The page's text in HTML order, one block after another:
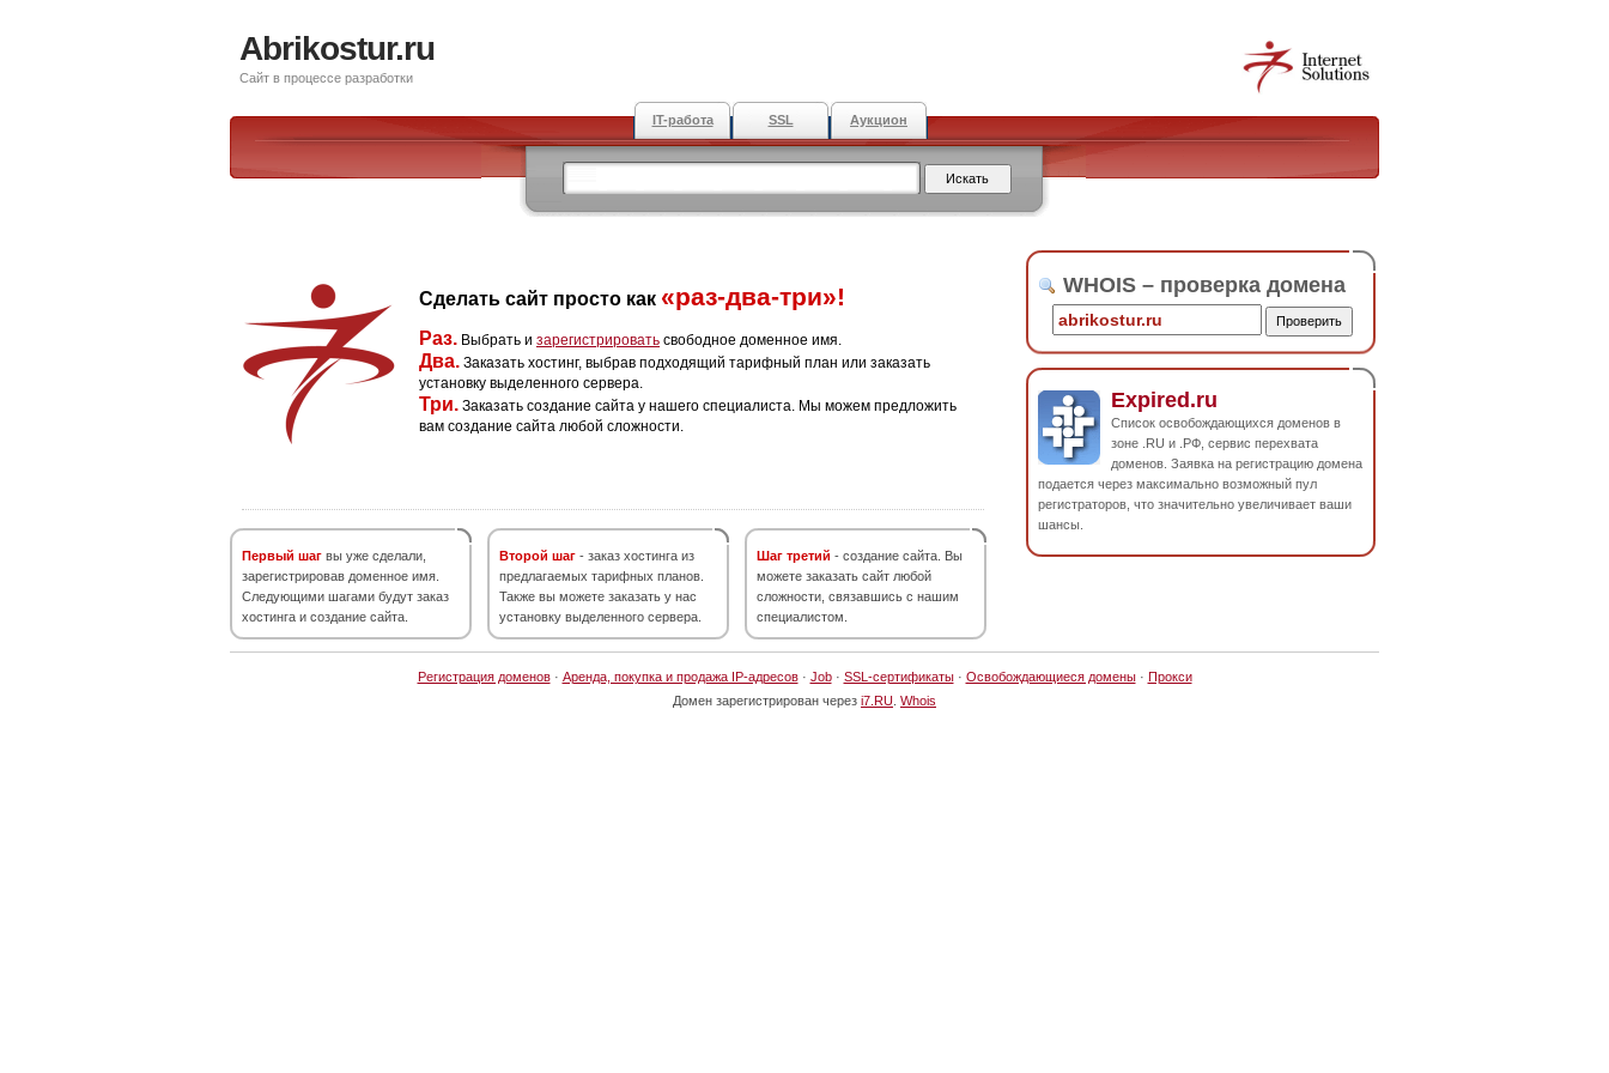
Abrikostur.ru
Сайт в процессе разработки
IT-работа SSL Аукцион
Сделать сайт просто как «раз-два-три»!
Раз. Выбрать и зарегистрировать свободное доменное имя.
Два. Заказать хостинг, выбрав подходящий тарифный план или заказать
установку выделенного сервера.
Три. Заказать создание сайта у нашего специалиста. Мы можем предложить
вам создание сайта любой сложности.
Первый шаг вы уже сделали,
зарегистрировав доменное имя.
Следующими шагами будут заказ
хостинга и создание сайта.
Второй шаг - заказ хостинга из
предлагаемых тарифных планов.
Также вы можете заказать у нас
установку выделенного сервера.
Шаг третий - создание сайта. Вы
можете заказать сайт любой
сложности, связавшись с нашим
специалистом.
WHOIS – проверка домена
Expired.ru
Список освобождающихся доменов в
зоне .RU и .РФ, сервис перехвата
доменов. Заявка на регистрацию домена
подается через максимально возможный пул
регистраторов, что значительно увеличивает ваши
шансы.
Регистрация доменов· Аренда, покупка и продажа IP-адресов· Job· SSL-сертификаты· Освобождающиеся домены· Прокси
Домен зарегистрирован через i7.RU Whois